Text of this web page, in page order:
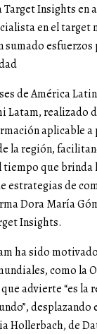
Insights en
en el target
sumado esfuerzos
de América
Latam, realizado
aplicable a
la región,
que brinda
estrategias de
Dora María
Insights.
ha sido
como la
advierte “es la
Hollerbach, de